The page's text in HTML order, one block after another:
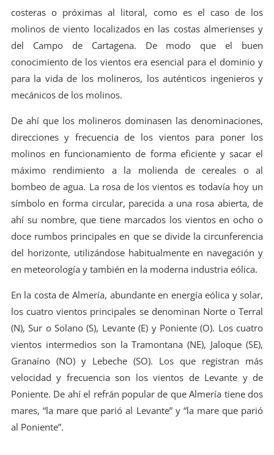
costeras o próximas al litoral, como es el caso de los
molinos de viento localizados en las costas almerienses y
del Campo de Cartagena. De modo que el buen
conocimiento de los vientos era esencial para el dominio y
para la vida de los molineros, los auténticos ingenieros y
mecánicos de los molinos.
De ahí que los molineros dominasen las denominaciones,
direcciones y frecuencia de los vientos para poner los
molinos en funcionamiento de forma eficiente y sacar el
máximo rendimiento a la molienda de cereales o al
bombeo de agua. La rosa de los vientos es todavía hoy un
símbolo en forma circular, parecida a una rosa abierta, de
ahí su nombre, que tiene marcados los vientos en ocho o
doce rumbos principales en que se divide la circunferencia
del horizonte, utilizándose habitualmente en navegación y
en meteorología y también en la moderna industria eólica.
En la costa de Almería, abundante en energía eólica y solar,
los cuatro vientos principales se denominan Norte o Terral
(N), Sur o Solano (S), Levante (E) y Poniente (O). Los cuatro
vientos intermedios son la Tramontana (NE), Jaloque (SE),
Granaíno (NO) y Lebeche (SO). Los que registran más
velocidad y frecuencia son los vientos de Levante y de
Poniente. De ahí el refrán popular de que Almería tiene dos
mares, “la mare que parió al Levante” y “la mare que parió
al Poniente”.